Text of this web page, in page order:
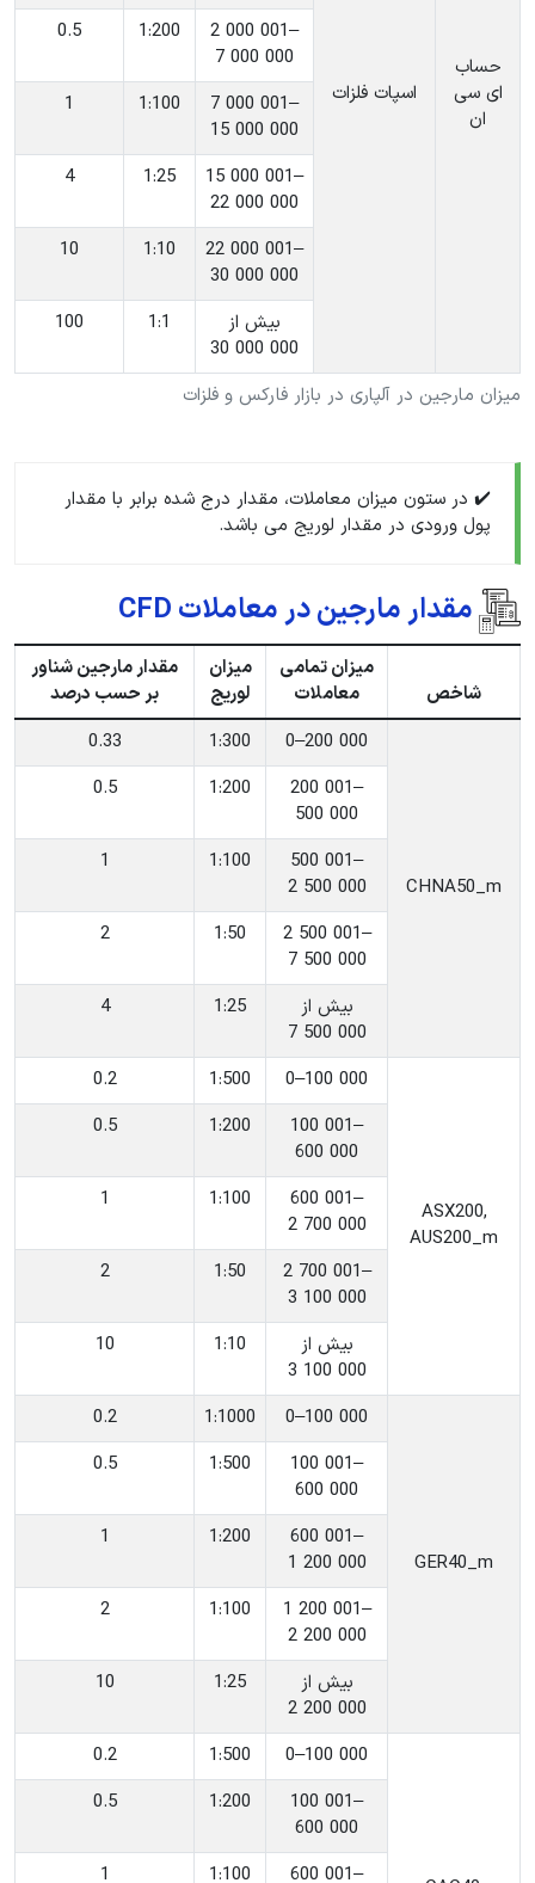
میزان مارجین در آلپاری در بازار فارکس و فلزات
حساب
ای سی
ان
اسپات فلزات
‎2 000 001–
7 000 000
‎1:200
0.5
‎7 000 001–
15 000 000
‎1:100
1
‎15 000 001–
22 000 000
‎1:25
4
‎22 000 001–
30 000 000
‎1:10
10
‎بیش از
30 000 000
‎1:1
100
✔️ در ستون میزان معاملات، مقدار درج شده برابر با مقدار
پول ورودی در مقدار لوریج می باشد.
مقدار مارجین در معاملات CFD
شاخص
میزان تمامی
معاملات
میزان
لوریج
مقدار مارجین شناور
بر حسب درصد
‎‎CHNA50_m
‎0–200 000
‎1:300
0.33
‎200 001–
500 000
‎1:200
0.5
‎500 001–
2 500 000
‎1:100
1
‎2 500 001–
7 500 000
‎1:50
2
‎بیش از
7 500 000
‎1:25
4
‎ASX200,
AUS200_m
‎0–100 000
‎1:500
0.2
‎100 001–
600 000
‎1:200
0.5
‎600 001–
2 700 000
‎1:100
1
‎2 700 001–
3 100 000
‎1:50
2
‎بیش از
3 100 000
‎1:10
10
‎GER40_m
‎0–100 000
‎1:1000
0.2
‎100 001–
600 000
‎1:500
0.5
‎600 001–
1 200 000
‎1:200
1
‎1 200 001–
2 200 000
‎1:100
2
‎بیش از
2 200 000
‎1:25
10
‎0–100 000
‎1:500
0.2
‎100 001–
600 000
‎1:200
0.5
‎600 001–
‎1:100
1